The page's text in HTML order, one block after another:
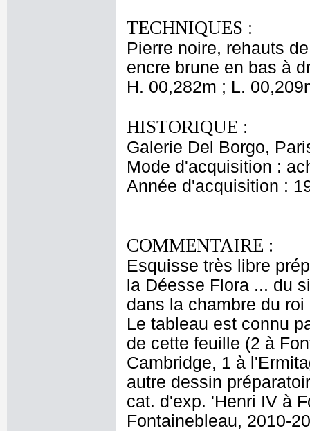
TECHNIQUES :
Pierre noire, rehauts
encre brune en bas à
H. 00,282m ; L.
HISTORIQUE :
Galerie Del Borgo,
Mode d'acquisition :
Année d'acquisition :
COMMENTAIRE :
Esquisse très libre
la Déesse Flora ... du
dans la chambre du
Le tableau est connu
de cette feuille (2 à
Cambridge, 1 à
autre dessin
cat. d'exp. 'Henri IV à
Fontainebleau, 2010-